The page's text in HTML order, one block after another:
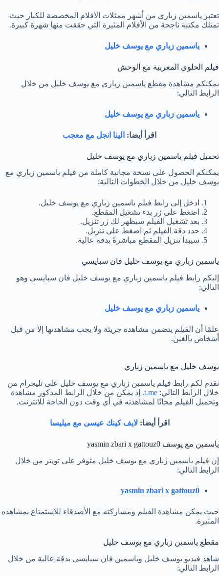
تعتبر ياسمين زباري من أشهر ممثلات الأفلام المخصصة للكبار حيث
تمتلك مكتبة ناجحة من الأفلام المثيرة التي حققت منها شهرة كبيرة.
ياسمين زباري مع يوسف خليل
فيلم الحلوى المغربية مع الوحش
يمكنكم مشاهدة مقطع ياسمين زباري مع يوسف خليل من خلال
الرابط التالي:
ياسمين زباري مع يوسف خليل
اقرأ أيضا: الينا انجل مع معجب
تحميل فيلم ياسمين زباري مع يوسف خليل
يمكنكم الحصول على نسخة مجانية كاملة من فيلم ياسمين زباري مع
يوسف خليل من خلال الخطوات التالية:
ادخل إلى رابط فيلم ياسمين زباري مع يوسف خليل.
اضغط على زر بدء تشغيل المقطع.
بعد تشغيل الفيلم سيظهر لك زر تنزيل.
حدد دقة الفيلم ثم اضغط على تنزيل.
سيبدأ تنزيل المقطع مباشرةً بدقة عالية.
ياسمين زباري مع يوسف خليل فان سبايسي
إليكم رابط فيلم ياسمين زباري مع يوسف خليل فان سبايسي وهو
التالي:
ياسمين زباري مع يوسف خليل
علمًا أن الفيلم يتضمن مشاهدة جريئة ولا يجب مشاهدتها إلا من قبل
أشخاص بالغين.
يوسف خليل مع ياسمين زباري
نقدم لكم رابط فيلم ياسمين زباري مع يوسف خليل على تليجرام من
خلال الرابط التالي: t.me. إذ يمكن من خلال الرابط المذكور مشاهدة
وتحميل الفيلم مجانًا لمشاهدته في أي وقت دون الحاجة للانترنت.
اقرأ أيضا:لايف كينك عيسى مع ميليسا
ياسمين مع يوسف yasmin zbari x gattouz0
إن فيلم ياسمين زباري مع يوسف خليل متوفر على تويتر من خلال
الرابط التالي:
yasmin zbari x gattouz0
حيث يمكن مشاهدة الفيلم ومشاركته مع الأصدقاء للاستمتاع بمشاهده
المثيرة.
مقطع ياسمين زباري مع يوسف خليل
شاهد فيديو يوسف خليل وياسمين فان سبايسي بدقة عالية من خلال
الرابط التالي: